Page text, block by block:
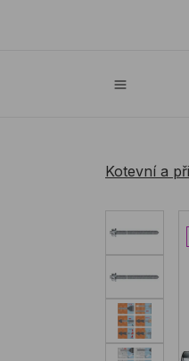
Kotevní a